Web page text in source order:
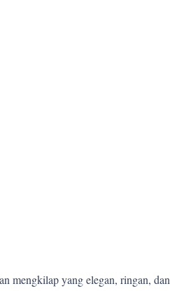
mengkilap yang elegan, ringan, dan